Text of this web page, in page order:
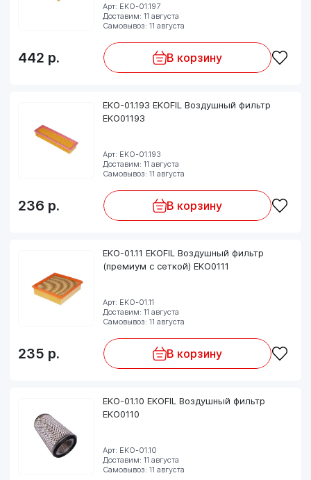
Арт: EKO-01.197
Доставим: 11 августа
Самовывоз: 11 августа
442 р. В корзину
EKO-01.193 EKOFIL Воздушный фильтр
EKO01193
Арт: EKO-01.193
Доставим: 11 августа
Самовывоз: 11 августа
236 р. В корзину
EKO-01.11 EKOFIL Воздушный фильтр
(премиум c сеткой) EKO0111
Арт: EKO-01.11
Доставим: 11 августа
Самовывоз: 11 августа
235 р. В корзину
EKO-01.10 EKOFIL Воздушный фильтр
EKO0110
Арт: EKO-01.10
Доставим: 11 августа
Самовывоз: 11 августа